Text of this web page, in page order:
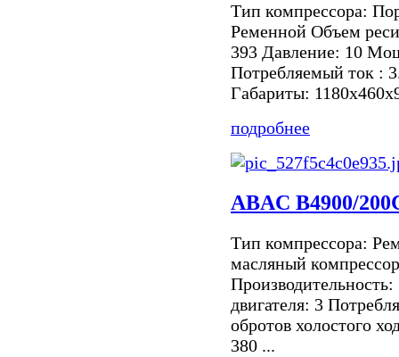
Тип компрессора:
Ременной Объем
393 Давление: 10
Потребляемый ток :
Габариты:
подробнее
ABAC B4900/
Тип компрессора:
масляный
двигателя: 3
обротов холостого
380 ...